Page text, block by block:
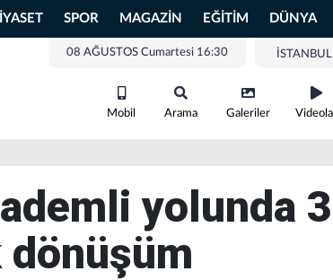
SPOR MAGAZİN EĞİTİM DÜNYA
08 AĞUSTOS Cumartesi 16:30
Mobil Arama Galeriler
yolunda 3
dönüşüm